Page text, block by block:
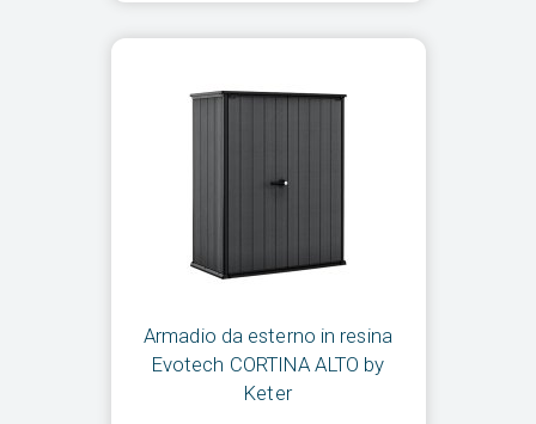
Armadio da esterno in resina
Evotech CORTINA ALTO by
Keter